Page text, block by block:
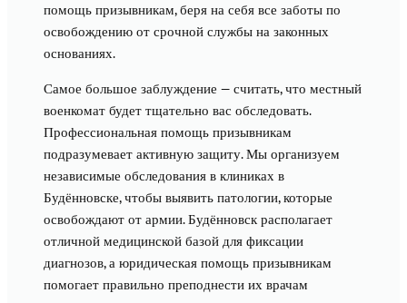
помощь призывникам, беря на себя все заботы по
освобождению от срочной службы на законных
основаниях.
Самое большое заблуждение — считать, что местный
военкомат будет тщательно вас обследовать.
Профессиональная помощь призывникам
подразумевает активную защиту. Мы организуем
независимые обследования в клиниках в
Будённовске, чтобы выявить патологии, которые
освобождают от армии. Будённовск располагает
отличной медицинской базой для фиксации
диагнозов, а юридическая помощь призывникам
помогает правильно преподнести их врачам